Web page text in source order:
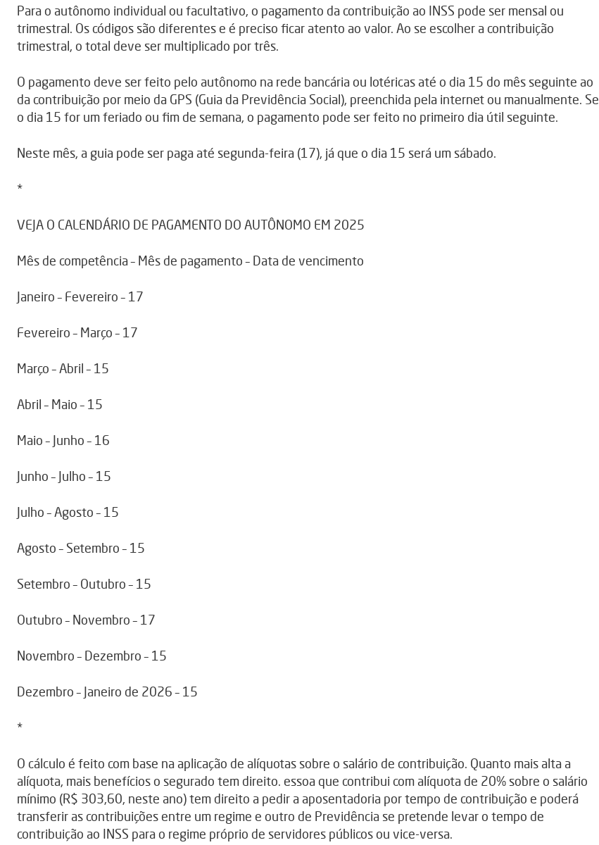
Para o autônomo individual ou facultativo, o pagamento da contribuição ao INSS pode ser mensal ou
trimestral. Os códigos são diferentes e é preciso ficar atento ao valor. Ao se escolher a contribuição
trimestral, o total deve ser multiplicado por três.
O pagamento deve ser feito pelo autônomo na rede bancária ou lotéricas até o dia 15 do mês seguinte ao
da contribuição por meio da GPS (Guia da Previdência Social), preenchida pela internet ou manualmente. Se
o dia 15 for um feriado ou fim de semana, o pagamento pode ser feito no primeiro dia útil seguinte.
Neste mês, a guia pode ser paga até segunda-feira (17), já que o dia 15 será um sábado.
*
VEJA O CALENDÁRIO DE PAGAMENTO DO AUTÔNOMO EM 2025
Mês de competência – Mês de pagamento – Data de vencimento
Janeiro – Fevereiro – 17
Fevereiro – Março – 17
Março – Abril – 15
Abril – Maio – 15
Maio – Junho – 16
Junho – Julho – 15
Julho – Agosto – 15
Agosto – Setembro – 15
Setembro – Outubro – 15
Outubro – Novembro – 17
Novembro – Dezembro – 15
Dezembro – Janeiro de 2026 – 15
*
O cálculo é feito com base na aplicação de alíquotas sobre o salário de contribuição. Quanto mais alta a
alíquota, mais benefícios o segurado tem direito. essoa que contribui com alíquota de 20% sobre o salário
mínimo (R$ 303,60, neste ano) tem direito a pedir a aposentadoria por tempo de contribuição e poderá
transferir as contribuições entre um regime e outro de Previdência se pretende levar o tempo de
contribuição ao INSS para o regime próprio de servidores públicos ou vice-versa.